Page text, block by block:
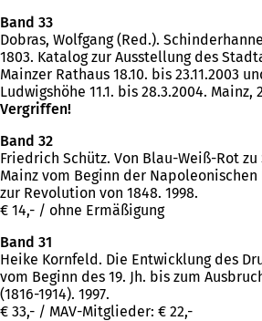
Band 33
Dobras, Wolfgang (Red.).
1803. Katalog zur Ausstellung des
Mainzer Rathaus 18.10. bis 23.11.2003
Ludwigshöhe 11.1. bis 28.3.2004. Mainz,
Vergriffen!
Band 32
Friedrich Schütz. Von Blau-Weiß-Rot zu
Mainz vom Beginn der Napoleonischen
zur Revolution von 1848. 1998.
€ 14,- / ohne Ermäßigung
Band 31
Heike Kornfeld. Die Entwicklung des
vom Beginn des 19. Jh. bis zum
(1816-1914). 1997.
€ 33,- / MAV-Mitglieder: € 22,-